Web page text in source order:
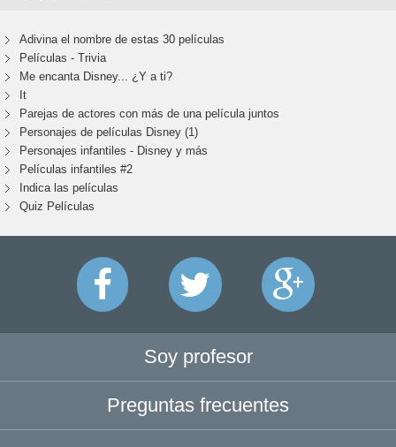
Adivina el nombre de estas 30 películas
Películas - Trivia
Me encanta Disney... ¿Y a ti?
It
Parejas de actores con más de una película juntos
Personajes de películas Disney (1)
Personajes infantiles - Disney y más
Películas infantiles #2
Indica las películas
Quiz Películas
Soy profesor
Preguntas frecuentes